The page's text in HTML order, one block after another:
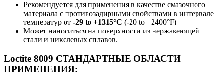
Рекомендуется для применения в качестве смазочного
материала с противозадирными свойствами в интервале
температур от -29 to +1315°C (-20 to +2400°F)
Может наноситься на поверхности из нержавеющей
стали и никелевых сплавов.
Loctite 8009 СТАНДАРТНЫЕ ОБЛАСТИ
ПРИМЕНЕНИЯ: